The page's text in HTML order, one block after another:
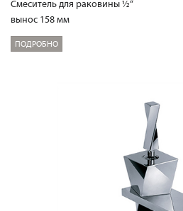
Смеситель для раковины ½“
вынос 158 мм
ПОДРОБНО